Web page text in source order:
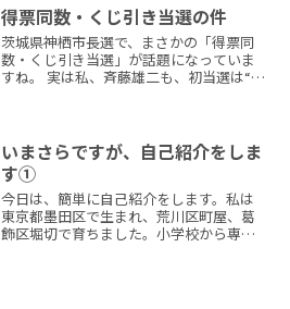
造を請け負う下請...
得票同数・くじ引き当選の件
茨城県神栖市長選で、まさかの「得票同
数・くじ引き当選」が話題になっていま
すね。 実は私、斉藤雄二も、初当選は“く
委員会で...
いまさらですが、自己紹介をしま
す①
今日は、簡単に自己紹介をします。私は
東京都墨田区で生まれ、荒川区町屋、葛
飾区堀切で育ちました。小学校から専門